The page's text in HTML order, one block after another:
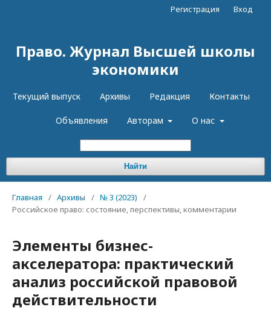
Право. Журнал Высшей школы
экономики
Текущий выпуск Архивы Редакция Контакты
Объявления Авторам О нас
Найти
Регистрация Вход
Главная / Архивы / № 3 (2023)
/
Российское право: состояние, перспективы, комментарии
Элементы бизнес-
акселератора: практический
анализ российской правовой
действительности